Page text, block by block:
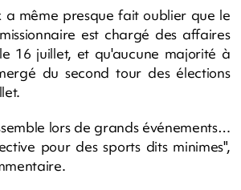
a même presque fait oublier que le
est chargé des affaires
16 juillet, et qu'aucune majorité à
du second tour des élections
lors de grands événements…
pour des sports dits minimes",